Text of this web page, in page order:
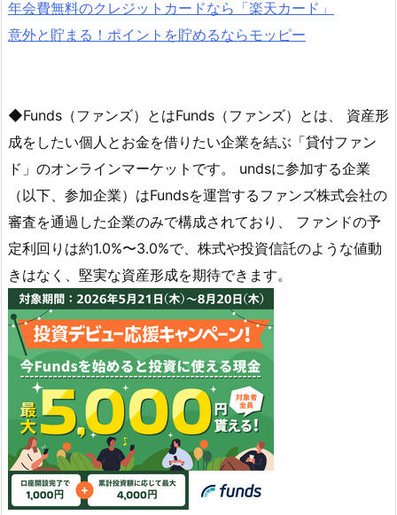
年会費無料のクレジットカードなら「楽天カード」
意外と貯まる！ポイントを貯めるならモッピー
◆Funds（ファンズ）とはFunds（ファンズ）とは、 資産形
成をしたい個人とお金を借りたい企業を結ぶ「貸付ファン
ド」のオンラインマーケットです。 undsに参加する企業
（以下、参加企業）はFundsを運営するファンズ株式会社の
審査を通過した企業のみで構成されており、 ファンドの予
定利回りは約1.0%〜3.0%で、株式や投資信託のような値動
きはなく、堅実な資産形成を期待できます。